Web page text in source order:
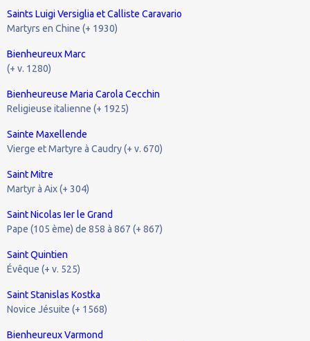
Saints Luigi Versiglia et Calliste Caravario
Martyrs en Chine (+ 1930)
Bienheureux Marc
(+ v. 1280)
Bienheureuse Maria Carola Cecchin
Religieuse italienne (+ 1925)
Sainte Maxellende
Vierge et Martyre à Caudry (+ v. 670)
Saint Mitre
Martyr à Aix (+ 304)
Saint Nicolas Ier le Grand
Pape (105 ème) de 858 à 867 (+ 867)
Saint Quintien
Évêque (+ v. 525)
Saint Stanislas Kostka
Novice Jésuite (+ 1568)
Bienheureux Varmond